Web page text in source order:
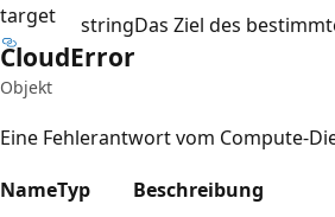
target
stringDas Ziel des
CloudError
Objekt
Eine Fehlerantwort vom Compute-
NameTyp
Beschreibung